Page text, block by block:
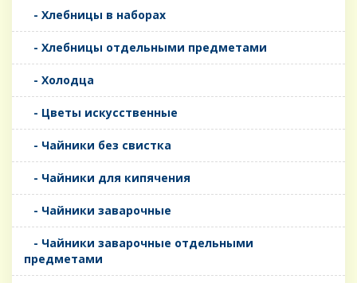
- Хлебницы в наборах
- Хлебницы отдельными предметами
- Холодца
- Цветы искусственные
- Чайники без свистка
- Чайники для кипячения
- Чайники заварочные
- Чайники заварочные отдельными
предметами